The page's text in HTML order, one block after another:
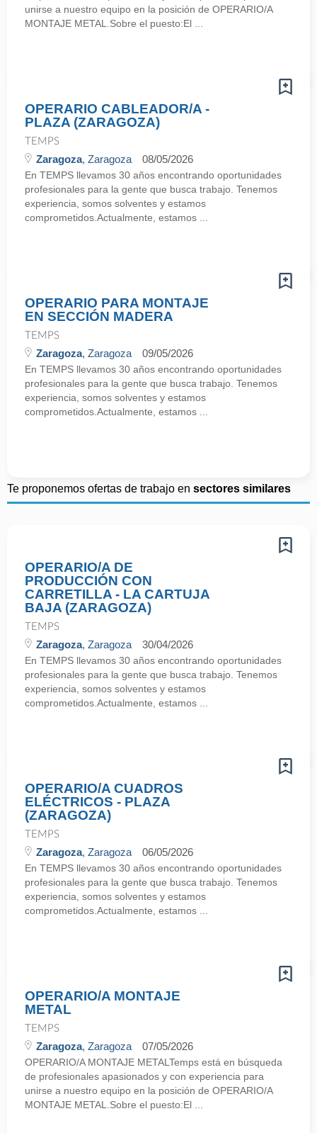
unirse a nuestro equipo en la posición de OPERARIO/A
MONTAJE METAL.Sobre el puesto:El ...
OPERARIO CABLEADOR/A -
PLAZA (ZARAGOZA)
TEMPS
Zaragoza, Zaragoza 08/05/2026
En TEMPS llevamos 30 años encontrando oportunidades
profesionales para la gente que busca trabajo. Tenemos
experiencia, somos solventes y estamos
comprometidos.Actualmente, estamos ...
OPERARIO PARA MONTAJE
EN SECCIÓN MADERA
TEMPS
Zaragoza, Zaragoza 09/05/2026
En TEMPS llevamos 30 años encontrando oportunidades
profesionales para la gente que busca trabajo. Tenemos
experiencia, somos solventes y estamos
comprometidos.Actualmente, estamos ...
Te proponemos ofertas de trabajo en sectores similares
OPERARIO/A DE
PRODUCCIÓN CON
CARRETILLA - LA CARTUJA
BAJA (ZARAGOZA)
TEMPS
Zaragoza, Zaragoza 30/04/2026
En TEMPS llevamos 30 años encontrando oportunidades
profesionales para la gente que busca trabajo. Tenemos
experiencia, somos solventes y estamos
comprometidos.Actualmente, estamos ...
OPERARIO/A CUADROS
ELÉCTRICOS - PLAZA
(ZARAGOZA)
TEMPS
Zaragoza, Zaragoza 06/05/2026
En TEMPS llevamos 30 años encontrando oportunidades
profesionales para la gente que busca trabajo. Tenemos
experiencia, somos solventes y estamos
comprometidos.Actualmente, estamos ...
OPERARIO/A MONTAJE
METAL
TEMPS
Zaragoza, Zaragoza 07/05/2026
OPERARIO/A MONTAJE METALTemps está en búsqueda
de profesionales apasionados y con experiencia para
unirse a nuestro equipo en la posición de OPERARIO/A
MONTAJE METAL.Sobre el puesto:El ...